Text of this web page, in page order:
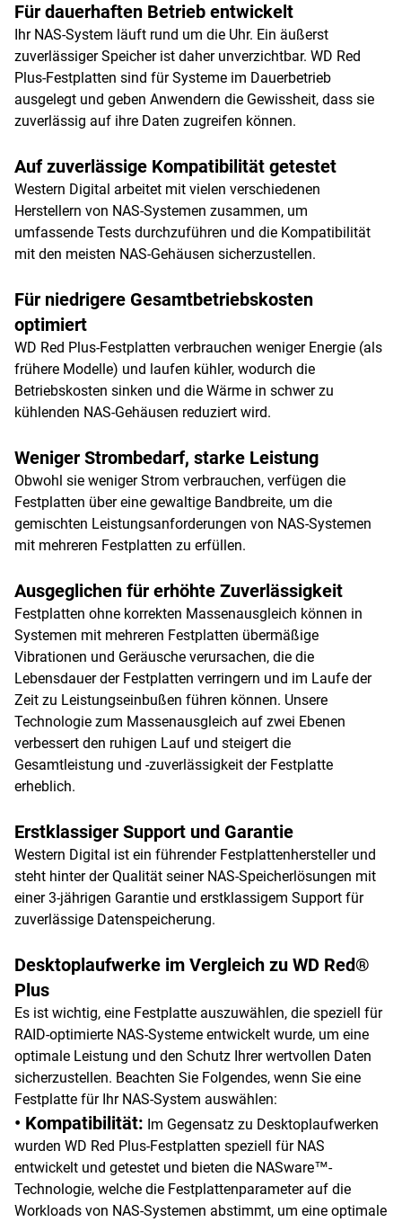
Für dauerhaften Betrieb entwickelt
Ihr NAS-System läuft rund um die Uhr. Ein äußerst
zuverlässiger Speicher ist daher unverzichtbar. WD Red
Plus-Festplatten sind für Systeme im Dauerbetrieb
ausgelegt und geben Anwendern die Gewissheit, dass sie
zuverlässig auf ihre Daten zugreifen können.
Auf zuverlässige Kompatibilität getestet
Western Digital arbeitet mit vielen verschiedenen
Herstellern von NAS-Systemen zusammen, um
umfassende Tests durchzuführen und die Kompatibilität
mit den meisten NAS-Gehäusen sicherzustellen.
Für niedrigere Gesamtbetriebskosten
optimiert
WD Red Plus-Festplatten verbrauchen weniger Energie (als
frühere Modelle) und laufen kühler, wodurch die
Betriebskosten sinken und die Wärme in schwer zu
kühlenden NAS-Gehäusen reduziert wird.
Weniger Strombedarf, starke Leistung
Obwohl sie weniger Strom verbrauchen, verfügen die
Festplatten über eine gewaltige Bandbreite, um die
gemischten Leistungsanforderungen von NAS-Systemen
mit mehreren Festplatten zu erfüllen.
Ausgeglichen für erhöhte Zuverlässigkeit
Festplatten ohne korrekten Massenausgleich können in
Systemen mit mehreren Festplatten übermäßige
Vibrationen und Geräusche verursachen, die die
Lebensdauer der Festplatten verringern und im Laufe der
Zeit zu Leistungseinbußen führen können. Unsere
Technologie zum Massenausgleich auf zwei Ebenen
verbessert den ruhigen Lauf und steigert die
Gesamtleistung und -zuverlässigkeit der Festplatte
erheblich.
Erstklassiger Support und Garantie
Western Digital ist ein führender Festplattenhersteller und
steht hinter der Qualität seiner NAS-Speicherlösungen mit
einer 3-jährigen Garantie und erstklassigem Support für
zuverlässige Datenspeicherung.
Desktoplaufwerke im Vergleich zu WD Red®
Plus
Es ist wichtig, eine Festplatte auszuwählen, die speziell für
RAID-optimierte NAS-Systeme entwickelt wurde, um eine
optimale Leistung und den Schutz Ihrer wertvollen Daten
sicherzustellen. Beachten Sie Folgendes, wenn Sie eine
Festplatte für Ihr NAS-System auswählen:
• Kompatibilität: Im Gegensatz zu Desktoplaufwerken
wurden WD Red Plus-Festplatten speziell für NAS
entwickelt und getestet und bieten die NASware™-
Technologie, welche die Festplattenparameter auf die
Workloads von NAS-Systemen abstimmt, um eine optimale